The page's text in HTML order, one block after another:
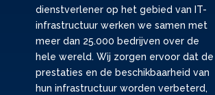
dienstverlener op het gebied van IT-
infrastructuur werken we samen met
meer dan 25.000 bedrijven over de
hele wereld. Wij zorgen ervoor dat de
prestaties en de beschikbaarheid van
hun infrastructuur worden verbeterd,